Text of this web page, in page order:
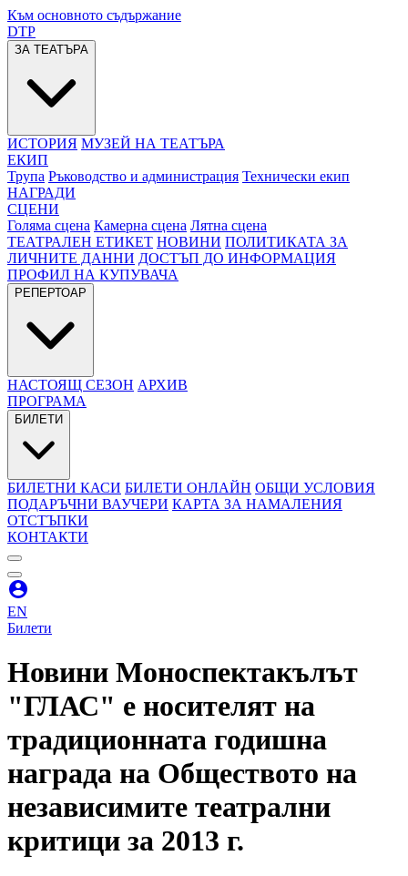
Към основното съдържание
DTP
ЗА ТЕАТЪРА
ИСТОРИЯ МУЗЕЙ НА ТЕАТЪРА
ЕКИП
Трупа Ръководство и администрация Технически екип
НАГРАДИ
СЦЕНИ
Голяма сцена Камерна сцена Лятна сцена
ТЕАТРАЛЕН ЕТИКЕТ НОВИНИ ПОЛИТИКАТА ЗА
ЛИЧНИТЕ ДАННИ ДОСТЪП ДО ИНФОРМАЦИЯ
ПРОФИЛ НА КУПУВАЧА
РЕПЕРТОАР
НАСТОЯЩ СЕЗОН АРХИВ
ПРОГРАМА
БИЛЕТИ
БИЛЕТНИ КАСИ БИЛЕТИ ОНЛАЙН ОБЩИ УСЛОВИЯ
ПОДАРЪЧНИ ВАУЧЕРИ КАРТА ЗА НАМАЛЕНИЯ
ОТСТЪПКИ
КОНТАКТИ
EN
Билети
Новини Моноспектакълът
"ГЛАС" е носителят на
традиционната годишна
награда на Обществото на
независимите театрални
критици за 2013 г.